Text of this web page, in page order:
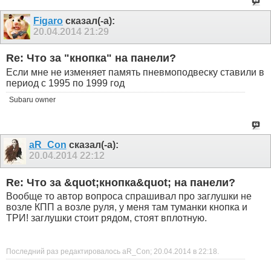
Figaro сказал(-а):
20.04.2014 21:29
Re: Что за "кнопка" на панели?
Если мне не изменяет память пневмоподвеску ставили в
период с 1995 по 1999 год
Subaru owner
aR_Con сказал(-а):
20.04.2014 22:12
Re: Что за &quot;кнопка&quot; на панели?
Вообще то автор вопроса спрашивал про заглушки не
возле КПП а возле руля, у меня там туманки кнопка и
ТРИ! заглушки стоит рядом, стоят вплотную.
Последний раз редактировалось aR_Con; 20.04.2014 в 22:18.